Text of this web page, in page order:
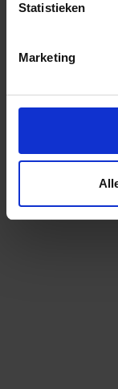
Statistieken
Marketing